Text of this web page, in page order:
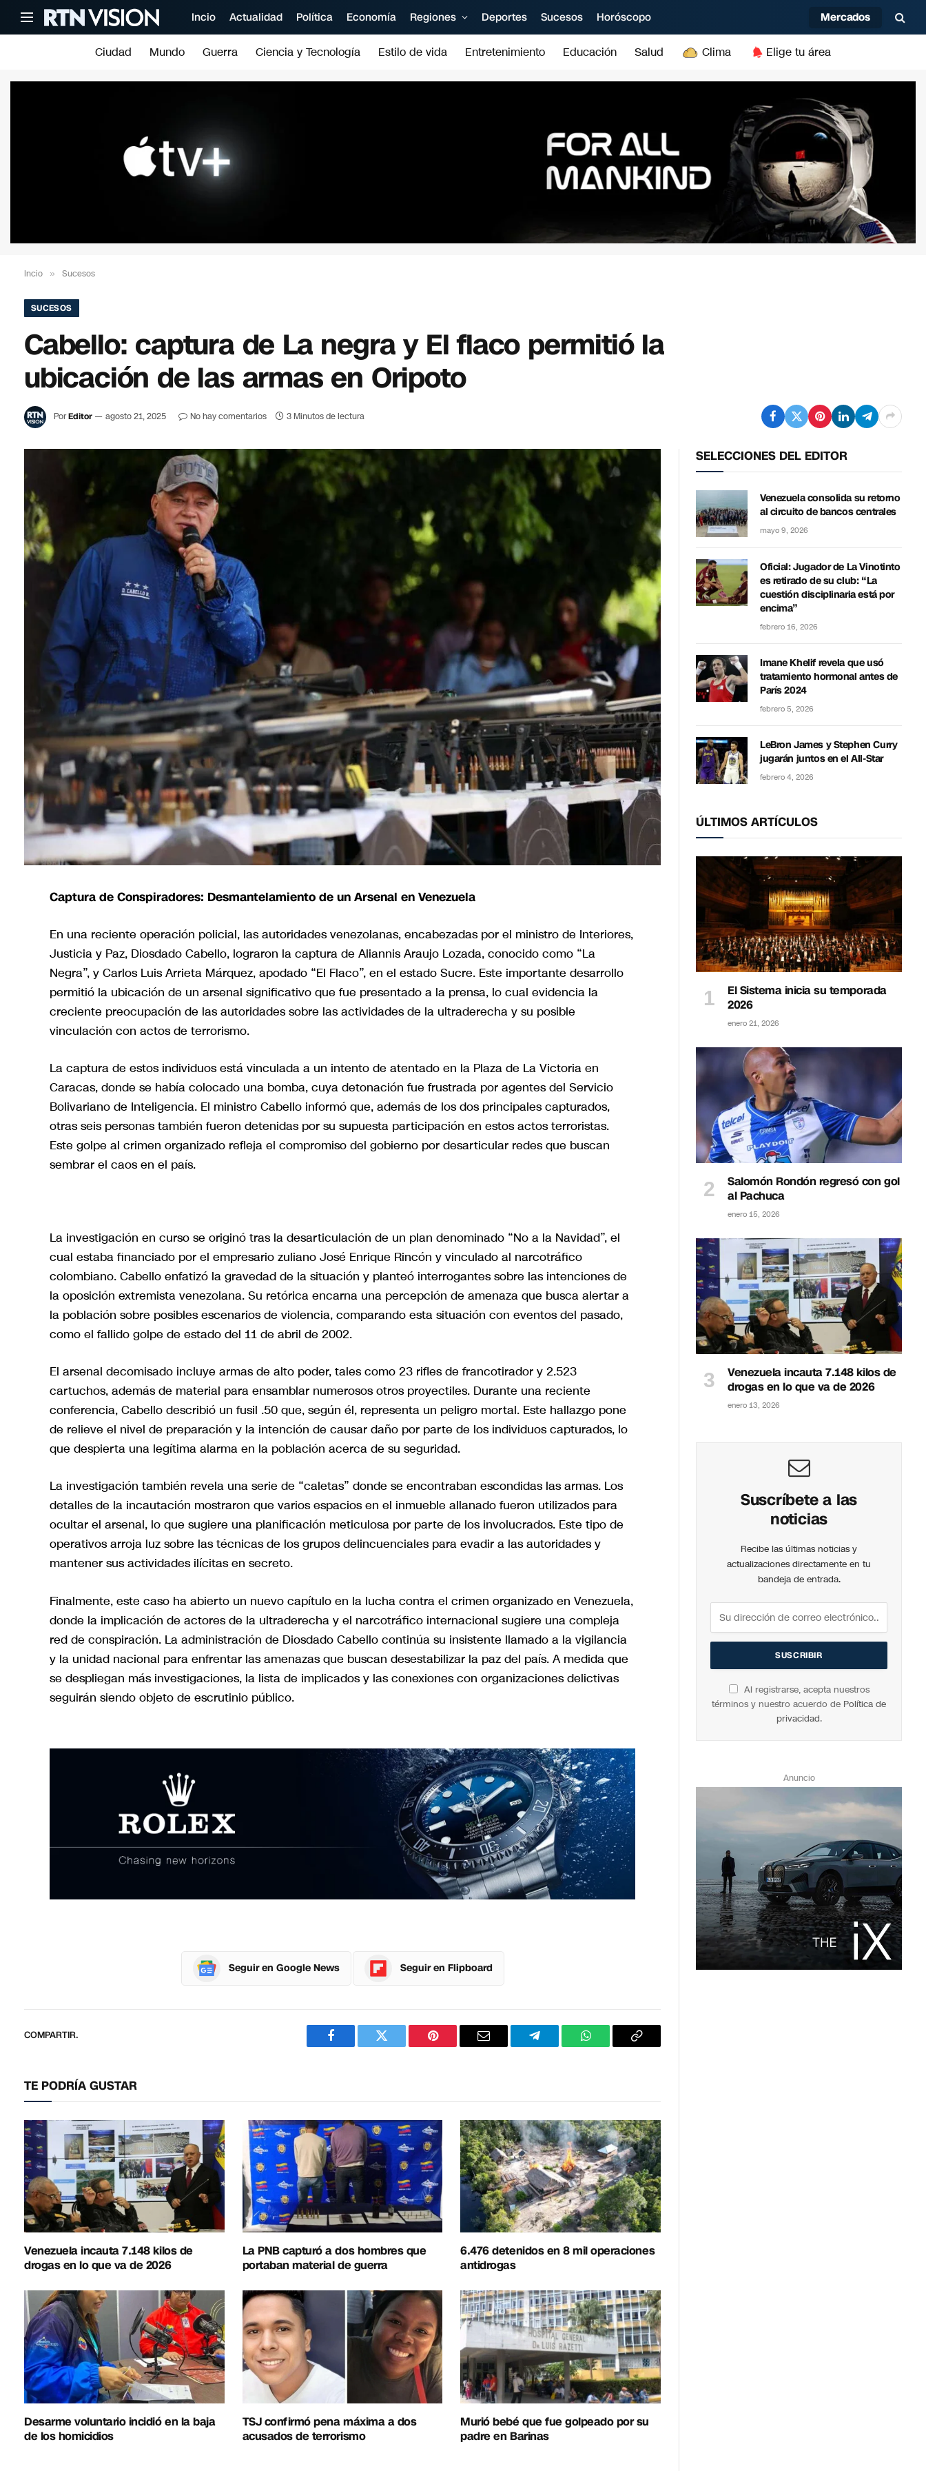
Incio Actualidad Política Economía Regiones Deportes Sucesos Horóscopo Mercados
Ciudad Mundo Guerra Ciencia y Tecnología Estilo de vida Entretenimiento Educación Salud Clima Elige tu área
Incio » Sucesos
SUCESOS
Cabello: captura de La negra y El flaco permitió la
ubicación de las armas en Oripoto
PorEditor agosto 21, 2025 No hay comentarios 3 Minutos de lectura
Captura de Conspiradores: Desmantelamiento de un Arsenal en Venezuela
En una reciente operación policial, las autoridades venezolanas, encabezadas por el ministro de Interiores,
Justicia y Paz, Diosdado Cabello, lograron la captura de Aliannis Araujo Lozada, conocido como “La
Negra”, y Carlos Luis Arrieta Márquez, apodado “El Flaco”, en el estado Sucre. Este importante desarrollo
permitió la ubicación de un arsenal significativo que fue presentado a la prensa, lo cual evidencia la
creciente preocupación de las autoridades sobre las actividades de la ultraderecha y su posible
vinculación con actos de terrorismo.
La captura de estos individuos está vinculada a un intento de atentado en la Plaza de La Victoria en
Caracas, donde se había colocado una bomba, cuya detonación fue frustrada por agentes del Servicio
Bolivariano de Inteligencia. El ministro Cabello informó que, además de los dos principales capturados,
otras seis personas también fueron detenidas por su supuesta participación en estos actos terroristas.
Este golpe al crimen organizado refleja el compromiso del gobierno por desarticular redes que buscan
sembrar el caos en el país.
La investigación en curso se originó tras la desarticulación de un plan denominado “No a la Navidad”, el
cual estaba financiado por el empresario zuliano José Enrique Rincón y vinculado al narcotráfico
colombiano. Cabello enfatizó la gravedad de la situación y planteó interrogantes sobre las intenciones de
la oposición extremista venezolana. Su retórica encarna una percepción de amenaza que busca alertar a
la población sobre posibles escenarios de violencia, comparando esta situación con eventos del pasado,
como el fallido golpe de estado del 11 de abril de 2002.
El arsenal decomisado incluye armas de alto poder, tales como 23 rifles de francotirador y 2.523
cartuchos, además de material para ensamblar numerosos otros proyectiles. Durante una reciente
conferencia, Cabello describió un fusil .50 que, según él, representa un peligro mortal. Este hallazgo pone
de relieve el nivel de preparación y la intención de causar daño por parte de los individuos capturados, lo
que despierta una legítima alarma en la población acerca de su seguridad.
La investigación también revela una serie de “caletas” donde se encontraban escondidas las armas. Los
detalles de la incautación mostraron que varios espacios en el inmueble allanado fueron utilizados para
ocultar el arsenal, lo que sugiere una planificación meticulosa por parte de los involucrados. Este tipo de
operativos arroja luz sobre las técnicas de los grupos delincuenciales para evadir a las autoridades y
mantener sus actividades ilícitas en secreto.
Finalmente, este caso ha abierto un nuevo capítulo en la lucha contra el crimen organizado en Venezuela,
donde la implicación de actores de la ultraderecha y el narcotráfico internacional sugiere una compleja
red de conspiración. La administración de Diosdado Cabello continúa su insistente llamado a la vigilancia
y la unidad nacional para enfrentar las amenazas que buscan desestabilizar la paz del país. A medida que
se despliegan más investigaciones, la lista de implicados y las conexiones con organizaciones delictivas
seguirán siendo objeto de escrutinio público.
Seguir en Google News Seguir en Flipboard
COMPARTIR.
FacebookTwitter PinterestCorreo
TelegramWhatsAppCopiar
TE PODRÍA GUSTAR
Venezuela incauta 7.148 kilos de
drogas en lo que va de 2026
La PNB capturó a dos hombres que
portaban material de guerra
6.476 detenidos en 8 mil operaciones
antidrogas
Desarme voluntario incidió en la baja
de los homicidios
TSJ confirmó pena máxima a dos
acusados de terrorismo
Murió bebé que fue golpeado por su
padre en Barinas
SELECCIONES DEL EDITOR
Venezuela consolida su retorno
al circuito de bancos centrales
mayo 9, 2026
Oficial: Jugador de La Vinotinto
es retirado de su club: “La
cuestión disciplinaria está por
encima”
febrero 16, 2026
Imane Khelif revela que usó
tratamiento hormonal antes de
París 2024
febrero 5, 2026
LeBron James y Stephen Curry
jugarán juntos en el All-Star
febrero 4, 2026
ÚLTIMOS ARTÍCULOS
El Sistema inicia su temporada
2026
enero 21, 2026
Salomón Rondón regresó con gol
al Pachuca
enero 15, 2026
Venezuela incauta 7.148 kilos de
drogas en lo que va de 2026
enero 13, 2026
Suscríbete a las
noticias
Recibe las últimas noticias y
actualizaciones directamente en tu
bandeja de entrada.
Al registrarse, acepta nuestros
términos y nuestro acuerdo de Política de
privacidad.
Anuncio